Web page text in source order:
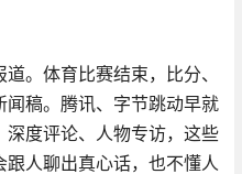
。体育比赛结束，比分、
稿。腾讯、字节跳动早就
度评论、人物专访，这些
人聊出真心话，也不懂人